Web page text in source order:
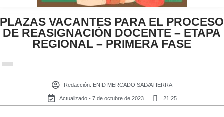
PLAZAS VACANTES PARA EL PROCESO
DE REASIGNACIÓN DOCENTE – ETAPA
REGIONAL – PRIMERA FASE
Redacción: ENID MERCADO SALVATIERRA
Actualizado - 7 de octubre de 2023 21:25